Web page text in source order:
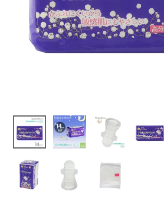
夜用) 羽つきト
ップシートコッ
トン100％
7,753 (税込)
新商品
カテゴリーから探す
美容・コスメ・香水